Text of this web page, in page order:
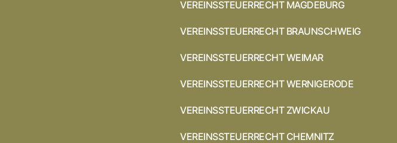
VEREINSSTEUERRECHT MAGDEBURG
VEREINSSTEUERRECHT BRAUNSCHWEIG
VEREINSSTEUERRECHT WEIMAR
VEREINSSTEUERRECHT WERNIGERODE
VEREINSSTEUERRECHT ZWICKAU
VEREINSSTEUERRECHT CHEMNITZ